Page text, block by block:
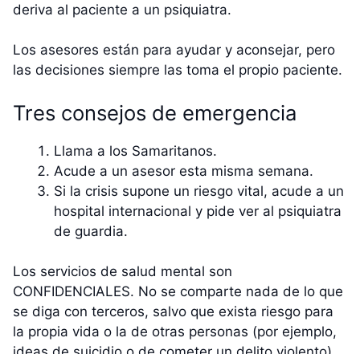
deriva al paciente a un psiquiatra.
Los asesores están para ayudar y aconsejar, pero
las decisiones siempre las toma el propio paciente.
Tres consejos de emergencia
Llama a los Samaritanos.
Acude a un asesor esta misma semana.
Si la crisis supone un riesgo vital, acude a un
hospital internacional y pide ver al psiquiatra
de guardia.
Los servicios de salud mental son
CONFIDENCIALES. No se comparte nada de lo que
se diga con terceros, salvo que exista riesgo para
la propia vida o la de otras personas (por ejemplo,